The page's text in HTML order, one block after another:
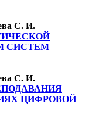
С. И.
СИСТЕМ
С. И.
ЦИФРОВОЙ